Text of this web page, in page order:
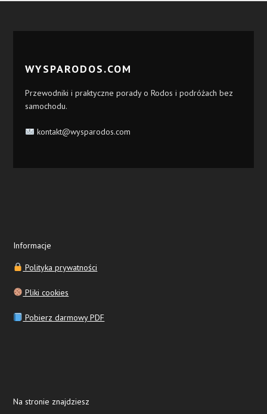
WYSPARODOS.COM
Przewodniki i praktyczne porady o Rodos i podróżach bez
samochodu.
kontakt@wysparodos.com
Informacje
Polityka prywatności
Pliki cookies
Pobierz darmowy PDF
Na stronie znajdziesz